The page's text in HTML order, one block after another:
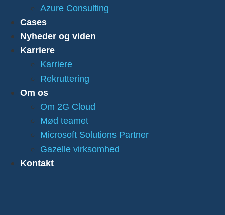
Azure Consulting
Cases
Nyheder og viden
Karriere
Karriere
Rekruttering
Om os
Om 2G Cloud
Mød teamet
Microsoft Solutions Partner
Gazelle virksomhed
Kontakt